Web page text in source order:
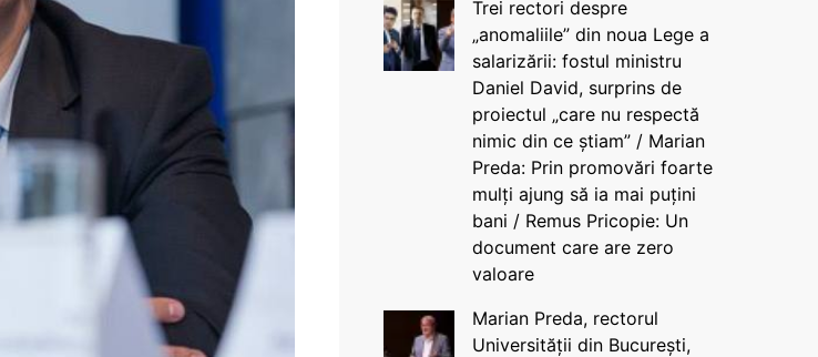
Trei rectori despre
„anomaliile” din noua Lege a
salarizării: fostul ministru
Daniel David, surprins de
proiectul „care nu respectă
nimic din ce știam” / Marian
Preda: Prin promovări foarte
mulți ajung să ia mai puțini
bani / Remus Pricopie: Un
document care are zero
valoare
Marian Preda, rectorul
Universității din București,